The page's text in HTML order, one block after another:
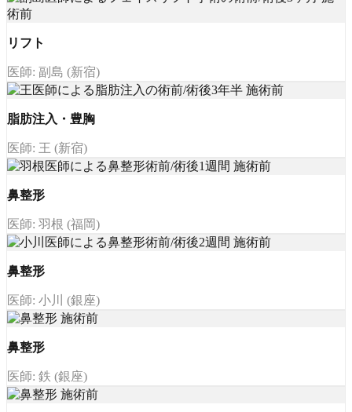
リフト
医師: 副島 (新宿)
脂肪注入・豊胸
医師: 王 (新宿)
鼻整形
医師: 羽根 (福岡)
鼻整形
医師: 小川 (銀座)
鼻整形
医師: 鉄 (銀座)